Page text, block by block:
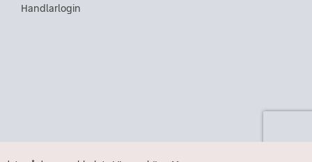
Handlarlogin